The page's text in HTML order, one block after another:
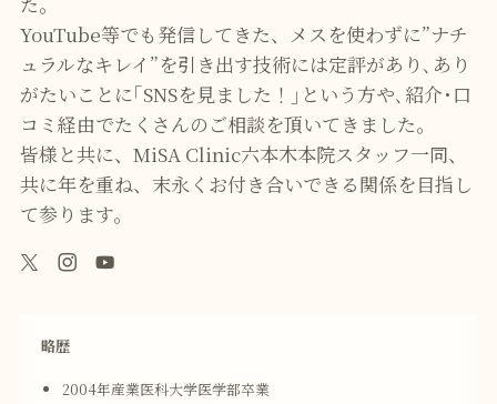
YouTube等でも発信してきた、メスを使わずに”ナチ
ュラルなキレイ”を引き出す技術には定評があり､あり
がたいことに｢SNSを見ました！｣という方や､紹介･口
コミ経由でたくさんのご相談を頂いてきました｡
皆様と共に、MiSA Clinic六本木本院スタッフ一同、
共に年を重ね、末永くお付き合いできる関係を目指し
て参ります。
略歴
2004年産業医科大学医学部卒業